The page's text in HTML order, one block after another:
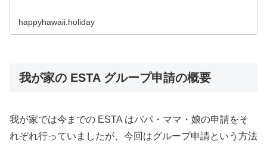
happyhawaii.holiday
我が家の ESTA グループ申請の概要
我が家では今までの ESTA はパパ・ママ・娘の申請をそ
れぞれ行っていましたが、今回はグループ申請という方法